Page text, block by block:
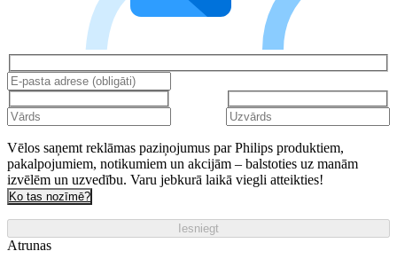
Vēlos saņemt reklāmas paziņojumus par Philips produktiem,
pakalpojumiem, notikumiem un akcijām – balstoties uz manām
izvēlēm un uzvedību. Varu jebkurā laikā viegli atteikties!
Ko tas nozīmē?
Iesniegt
Atrunas